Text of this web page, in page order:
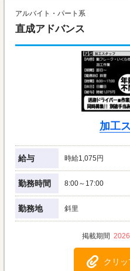
アルバイト・パート系
直成アドバンス
加工
給与 時給1,075円
勤務時間 8:00～17:00
勤務地 斜里
クリ